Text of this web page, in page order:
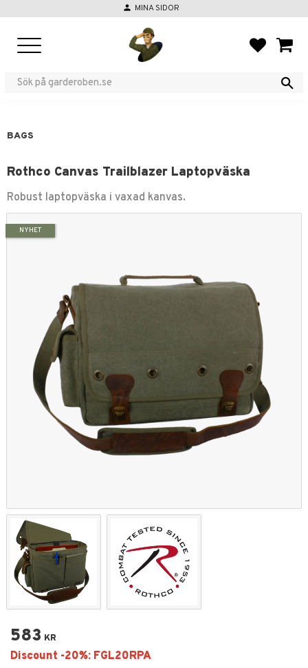
person MINA SIDOR
BAGS
Rothco Canvas Trailblazer Laptopväska
Robust laptopväska i vaxad kanvas.
NYHET
583 KR